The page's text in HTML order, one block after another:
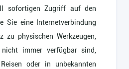
sofortigen Zugriff auf den
Sie eine Internetverbindung
zu physischen Werkzeugen,
immer verfügbar sind,
oder in unbekannten